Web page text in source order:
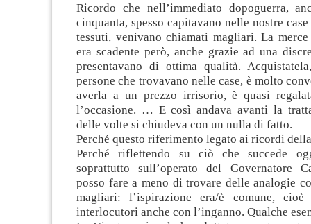
Ricordo che nell’immediato dopoguerra,
cinquanta, spesso capitavano nelle nostre
tessuti, venivano chiamati magliari. La
era scadente però, anche grazie ad una
presentavano di ottima qualità.
persone che trovavano nelle case, è molto
averla a un prezzo irrisorio, è quasi
l’occasione. … E così andava avanti la
delle volte si chiudeva con un nulla di fatto.
Perché questo riferimento legato ai ricordi
Perché riflettendo su ciò che succede
soprattutto sull’operato del Governatore
posso fare a meno di trovare delle analogie
magliari: l’ispirazione era/è comune,
interlocutori anche con l’inganno. Qualche